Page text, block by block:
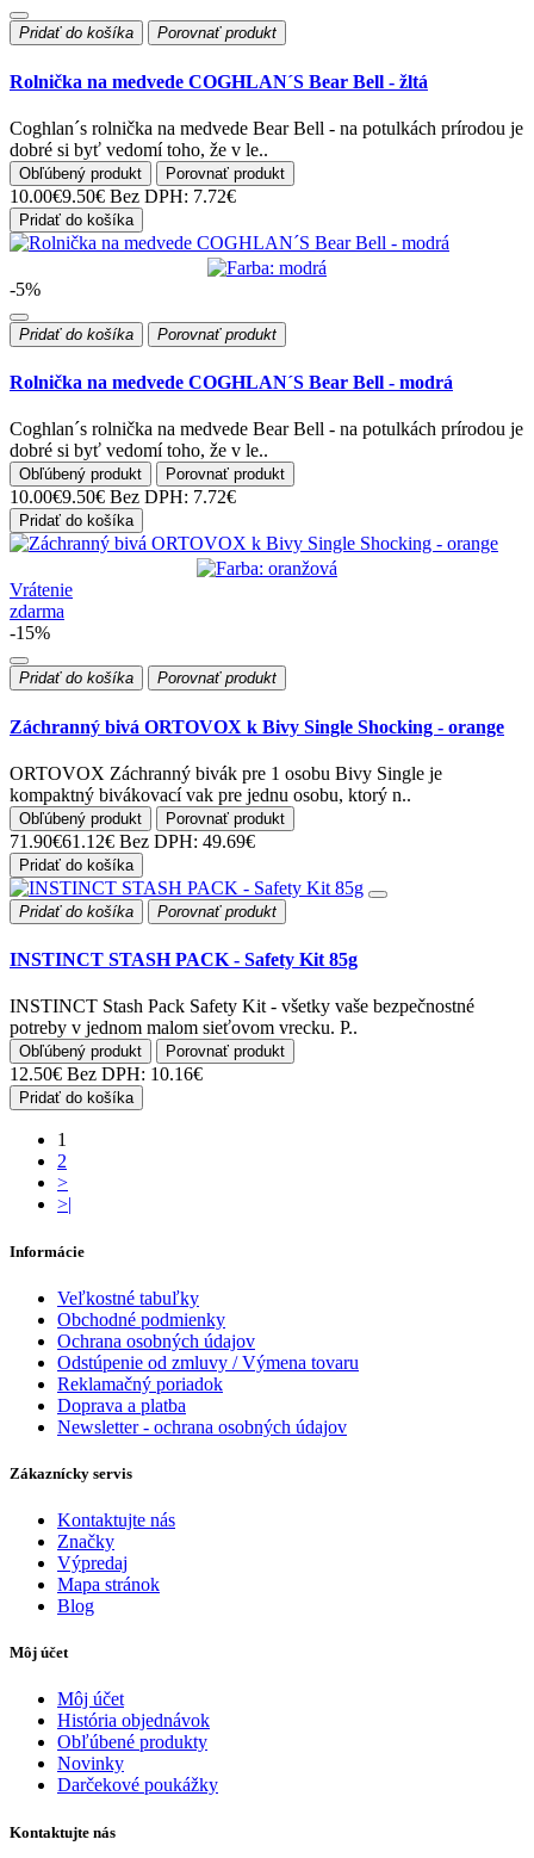
Pridať do košíka Porovnať produkt
Rolnička na medvede COGHLAN´S Bear Bell - žltá
Coghlan´s rolnička na medvede Bear Bell - na potulkách prírodou je
dobré si byť vedomí toho, že v le..
Obľúbený produkt Porovnať produkt
10.00€9.50€ Bez DPH: 7.72€
Pridať do košíka
-5%
Pridať do košíka Porovnať produkt
Rolnička na medvede COGHLAN´S Bear Bell - modrá
Coghlan´s rolnička na medvede Bear Bell - na potulkách prírodou je
dobré si byť vedomí toho, že v le..
Obľúbený produkt Porovnať produkt
10.00€9.50€ Bez DPH: 7.72€
Pridať do košíka
Vrátenie
zdarma
-15%
Pridať do košíka Porovnať produkt
Záchranný bivá ORTOVOX k Bivy Single Shocking - orange
ORTOVOX Záchranný bivák pre 1 osobu Bivy Single je
kompaktný bivákovací vak pre jednu osobu, ktorý n..
Obľúbený produkt Porovnať produkt
71.90€61.12€ Bez DPH: 49.69€
Pridať do košíka
Pridať do košíka Porovnať produkt
INSTINCT STASH PACK - Safety Kit 85g
INSTINCT Stash Pack Safety Kit - všetky vaše bezpečnostné
potreby v jednom malom sieťovom vrecku. P..
Obľúbený produkt Porovnať produkt
12.50€ Bez DPH: 10.16€
Pridať do košíka
1
2
>
>|
Informácie
Veľkostné tabuľky
Obchodné podmienky
Ochrana osobných údajov
Odstúpenie od zmluvy / Výmena tovaru
Reklamačný poriadok
Doprava a platba
Newsletter - ochrana osobných údajov
Zákaznícky servis
Kontaktujte nás
Značky
Výpredaj
Mapa stránok
Blog
Môj účet
Môj účet
História objednávok
Obľúbené produkty
Novinky
Darčekové poukážky
Kontaktujte nás